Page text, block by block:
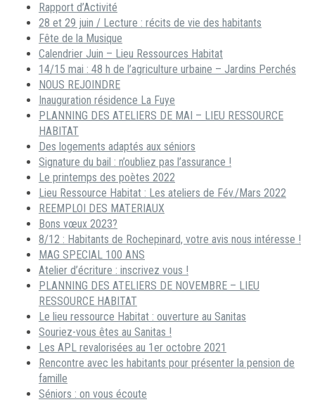
Rapport d’Activité
28 et 29 juin / Lecture : récits de vie des habitants
Fête de la Musique
Calendrier Juin – Lieu Ressources Habitat
14/15 mai : 48 h de l’agriculture urbaine – Jardins Perchés
NOUS REJOINDRE
Inauguration résidence La Fuye
PLANNING DES ATELIERS DE MAI – LIEU RESSOURCE
HABITAT
Des logements adaptés aux séniors
Signature du bail : n’oubliez pas l’assurance !
Le printemps des poètes 2022
Lieu Ressource Habitat : Les ateliers de Fév./Mars 2022
REEMPLOI DES MATERIAUX
Bons vœux 2023?
8/12 : Habitants de Rochepinard, votre avis nous intéresse !
MAG SPECIAL 100 ANS
Atelier d’écriture : inscrivez vous !
PLANNING DES ATELIERS DE NOVEMBRE – LIEU
RESSOURCE HABITAT
Le lieu ressource Habitat : ouverture au Sanitas
Souriez-vous êtes au Sanitas !
Les APL revalorisées au 1er octobre 2021
Rencontre avec les habitants pour présenter la pension de
famille
Séniors : on vous écoute